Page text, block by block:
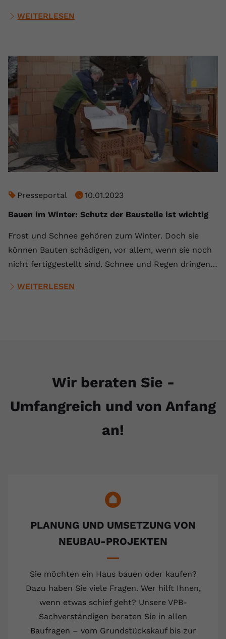
WEITERLESEN
Presseportal
10.01.2023
Bauen im Winter: Schutz der Baustelle ist wichtig
Frost und Schnee gehören zum Winter. Doch sie
können Bauten schädigen, vor allem, wenn sie noch
nicht fertiggestellt sind. Schnee und Regen dringen…
WEITERLESEN
Wir beraten Sie -
Umfangreich und von Anfang
an!
PLANUNG UND UMSETZUNG VON
NEUBAU-PROJEKTEN
Sie möchten ein Haus bauen oder kaufen?
Dazu haben Sie viele Fragen. Wer hilft Ihnen,
wenn etwas schief geht? Unsere VPB-
Sachverständigen beraten Sie in allen
Baufragen – vom Grundstückskauf bis zur